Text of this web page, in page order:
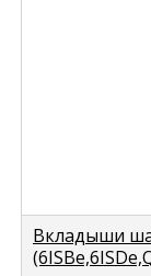
Вкладыши